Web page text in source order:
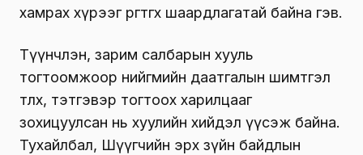
хамрах хүрээг өргөтгөх шаардлагатай байна гэв.
Түүнчлэн, зарим салбарын хууль
тогтоомжоор нийгмийн даатгалын шимтгэл
төлөх, тэтгэвэр тогтоох харилцааг
зохицуулсан нь хуулийн хийдэл үүсэж байна.
Тухайлбал, Шүүгчийн эрх зүйн байдлын